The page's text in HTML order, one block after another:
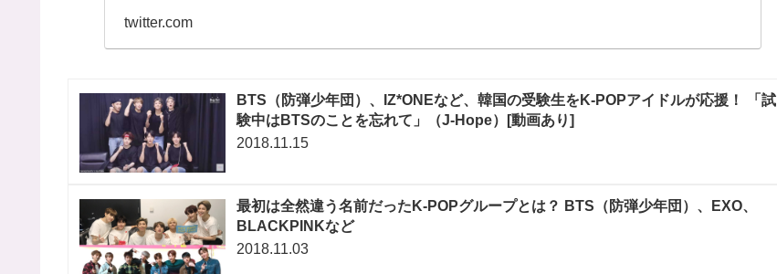
twitter.com
BTS（防弾少年団）、IZ*ONEなど、韓国の受験生をK-POPアイドルが応援！ 「試
験中はBTSのことを忘れて」（J-Hope）[動画あり]
2018.11.15
最初は全然違う名前だったK-POPグループとは？ BTS（防弾少年団）、EXO、
BLACKPINKなど
2018.11.03